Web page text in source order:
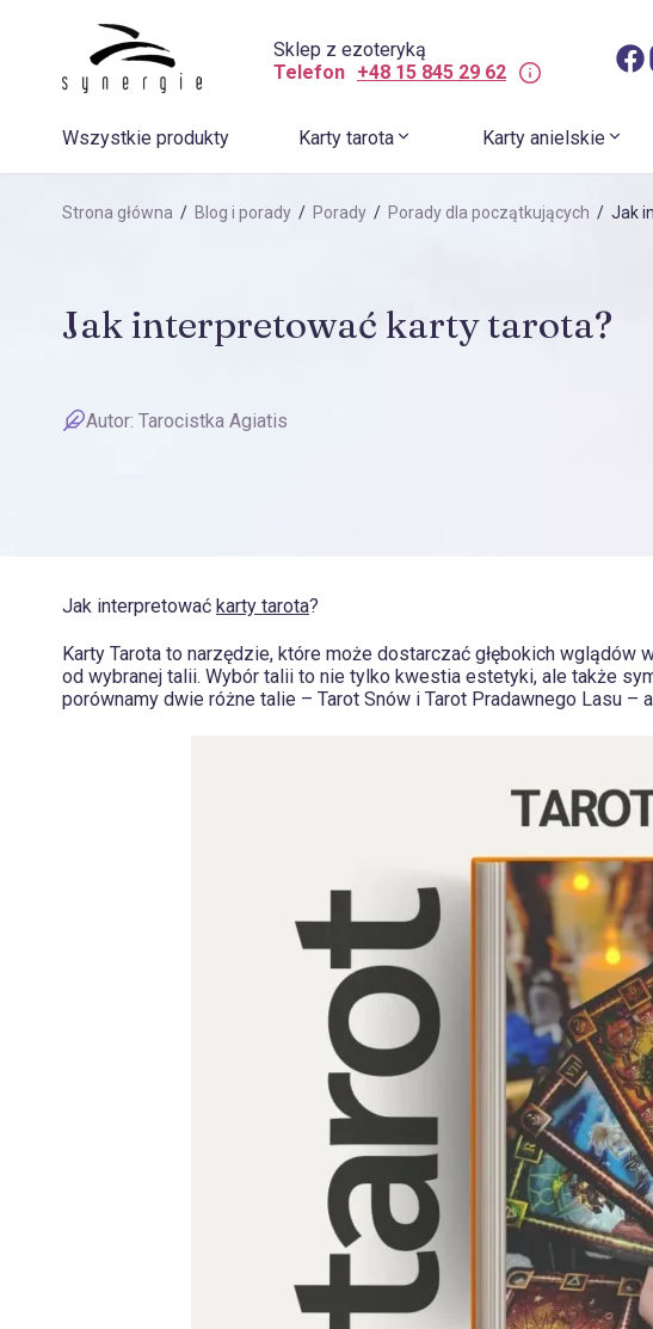
Sklep z ezoteryką
Telefon +48 15 845 29 62
Wszystkie produkty Karty tarota Karty anielskie
Strona główna / Blog i porady / Porady / Porady dla początkujących / Jak
Jak interpretować karty tarota?
Autor: Tarocistka Agiatis
Jak interpretować karty tarota?
Karty Tarota to narzędzie, które może dostarczać głębokich
od wybranej talii. Wybór talii to nie tylko kwestia estetyki, ale także
porównamy dwie różne talie – Tarot Snów i Tarot Pradawnego Lasu